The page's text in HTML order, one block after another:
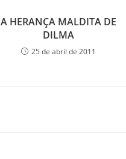
A HERANÇA MALDITA DE
DILMA
25 de abril de 2011